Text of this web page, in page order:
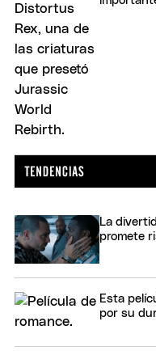
La
promete
Esta
por su